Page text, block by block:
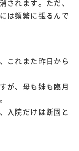
されます。ただ、
は頻繁に張るんで
これまた昨日から
が、母も妹も臨月
入院だけは断固と